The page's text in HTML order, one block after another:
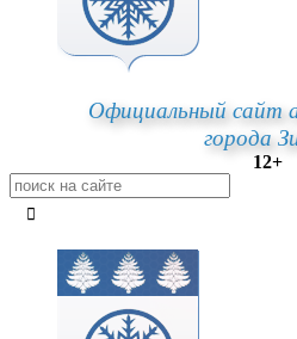
Официальный сайт
города
12+